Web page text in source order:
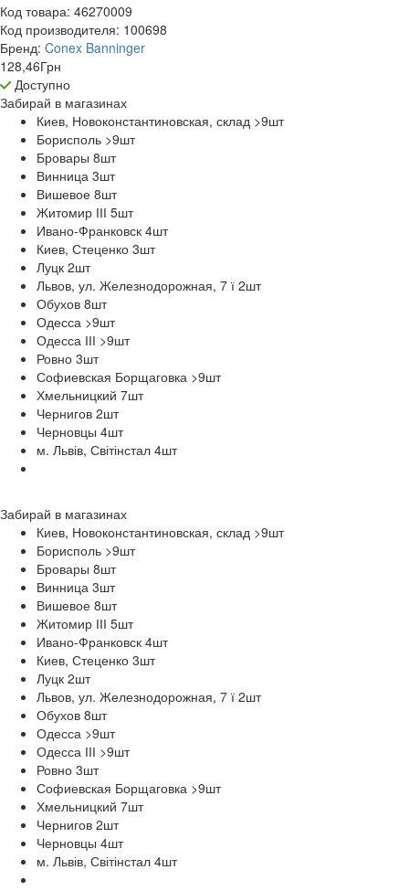
Код товара: 46270009
Код производителя: 100698
Бренд: Conex Banninger
128,46Грн
Доступно
Забирай в магазинах
Киев, Новоконстантиновская, склад >9шт
Борисполь >9шт
Бровары 8шт
Винница 3шт
Вишевое 8шт
Житомир ІІІ 5шт
Ивано-Франковск 4шт
Киев, Стеценко 3шт
Луцк 2шт
Львов, ул. Железнодорожная, 7 ї 2шт
Обухов 8шт
Одесса >9шт
Одесса ІІІ >9шт
Ровно 3шт
Софиевская Борщаговка >9шт
Хмельницкий 7шт
Чернигов 2шт
Черновцы 4шт
м. Львів, Світінстал 4шт
Забирай в магазинах
Киев, Новоконстантиновская, склад >9шт
Борисполь >9шт
Бровары 8шт
Винница 3шт
Вишевое 8шт
Житомир ІІІ 5шт
Ивано-Франковск 4шт
Киев, Стеценко 3шт
Луцк 2шт
Львов, ул. Железнодорожная, 7 ї 2шт
Обухов 8шт
Одесса >9шт
Одесса ІІІ >9шт
Ровно 3шт
Софиевская Борщаговка >9шт
Хмельницкий 7шт
Чернигов 2шт
Черновцы 4шт
м. Львів, Світінстал 4шт